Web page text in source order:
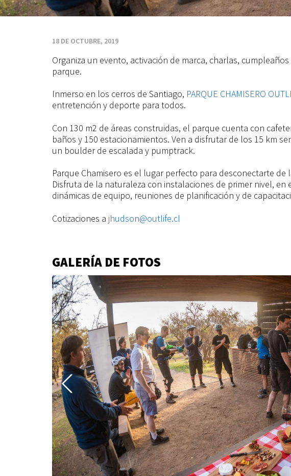
18 DE OCTUBRE, 2019
Organiza un evento, activación de marca, charlas,
parque.
Inmerso en los cerros de Santiago, PARQUE CHAMISERO
entretención y deporte para todos.
Con 130 m2 de áreas construidas, el parque cuenta con
baños y 150 estacionamientos. Ven a disfrutar de los 15 km
un boulder de escalada y pumptrack.
Parque Chamisero es el lugar perfecto para desconectarte
Disfruta de la naturaleza con instalaciones de primer nivel, en
dinámicas de equipo, reuniones de planificación y de
Cotizaciones a jhudson@outlife.cl
GALERÍA DE FOTOS